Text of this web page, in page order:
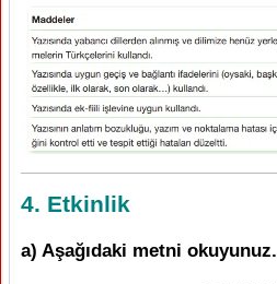
4. Etkinlik
a) Aşağıdaki metni okuyunuz.